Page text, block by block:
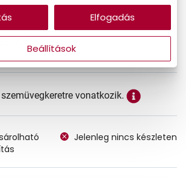
vonatkozik.
Jelenleg nincs készleten
Beállítások
Elfogadás